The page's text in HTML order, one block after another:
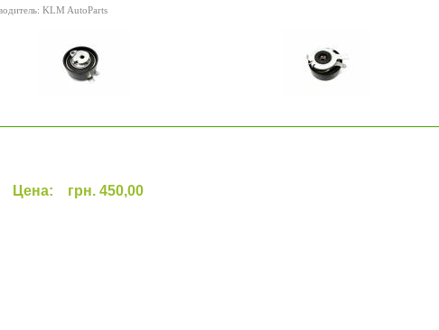
KLM AutoParts
Цена: грн. 450,00